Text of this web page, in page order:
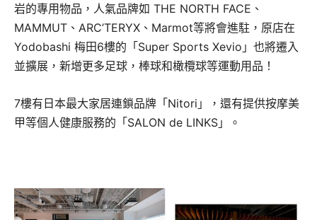
岩的專用物品，人氣品牌如 THE NORTH FACE、
MAMMUT、ARC’TERYX、Marmot等將會進駐，原店在
Yodobashi 梅田6樓的「Super Sports Xevio」也將遷入
並擴展，新增更多足球，棒球和橄欖球等運動用品！
7樓有日本最大家居連鎖品牌「Nitori」，還有提供按摩美
甲等個人健康服務的「SALON de LINKS」。